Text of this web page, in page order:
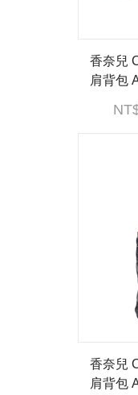
香奈兒
肩背包
香奈兒
肩背包